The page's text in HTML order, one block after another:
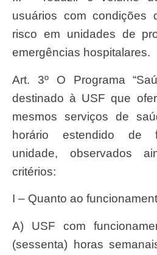
usuários com condições
risco em unidades de
emergências hospitalares.
Art. 3º O Programa “Saúde na Hora” será
destinado à USF que
mesmos serviços de
horário estendido de
unidade, observados
critérios:
I – Quanto ao
a) USF com funcionamento mínimo de 60
(sessenta) horas